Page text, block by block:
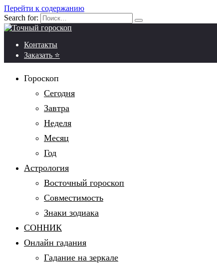
Перейти к содержанию
Search for:
Контакты
Заказать ⭐
Гороскоп
Сегодня
Завтра
Неделя
Месяц
Год
Астрология
Восточный гороскоп
Совместимость
Знаки зодиака
СОННИК
Онлайн гадания
Гадание на зеркале